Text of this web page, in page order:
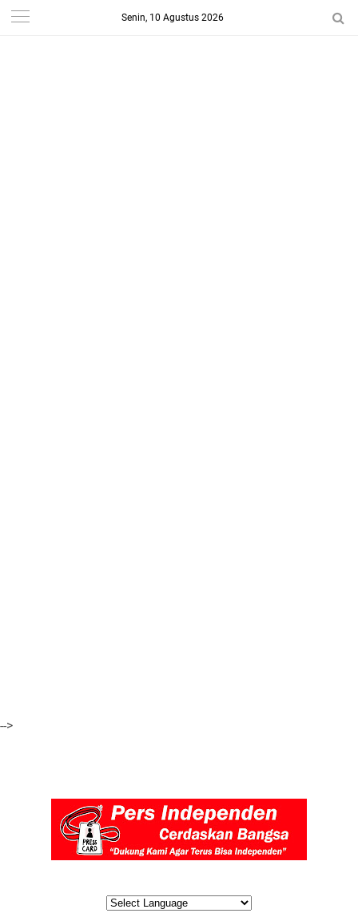
-->
Senin, 10 Agustus 2026